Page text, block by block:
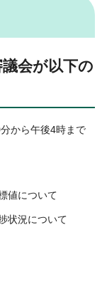
会が以下の
から午後4時まで
値について
状況について